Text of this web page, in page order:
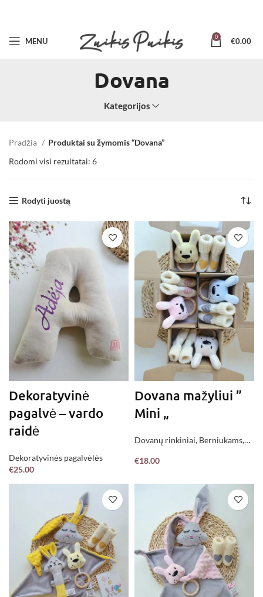
MENU 0 €0.00
Dovana
Kategorijos
Pradžia
Produktai su žymomis “Dovana”
Rodomi visi rezultatai: 6
Rodyti juostą
Dekoratyvinė
pagalvė – vardo
raidė
Dekoratyvinės pagalvėlės
€25.00
Dovana mažyliui ”
Mini „
Dovanų rinkiniai, Berniukams,
pagaminta !
€18.00